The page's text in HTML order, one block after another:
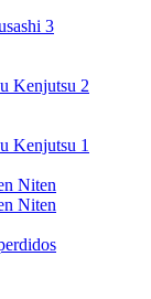
3
Kenjutsu 2
Kenjutsu 1
Niten
Niten